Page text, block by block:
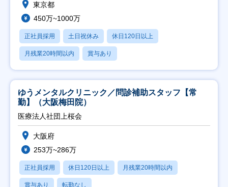
東京都
450万~1000万
正社員採用 土日祝休み 休日120日以上
月残業20時間以内 賞与あり
ゆうメンタルクリニック／問診補助スタッフ【常
勤】（大阪梅田院）
医療法人社団上桜会
大阪府
253万~286万
正社員採用 休日120日以上 月残業20時間以内
賞与あり 転勤なし